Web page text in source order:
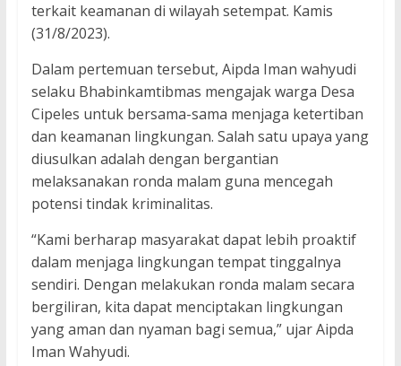
terkait keamanan di wilayah setempat. Kamis
(31/8/2023).
Dalam pertemuan tersebut, Aipda Iman wahyudi
selaku Bhabinkamtibmas mengajak warga Desa
Cipeles untuk bersama-sama menjaga ketertiban
dan keamanan lingkungan. Salah satu upaya yang
diusulkan adalah dengan bergantian
melaksanakan ronda malam guna mencegah
potensi tindak kriminalitas.
“Kami berharap masyarakat dapat lebih proaktif
dalam menjaga lingkungan tempat tinggalnya
sendiri. Dengan melakukan ronda malam secara
bergiliran, kita dapat menciptakan lingkungan
yang aman dan nyaman bagi semua,” ujar Aipda
Iman Wahyudi.